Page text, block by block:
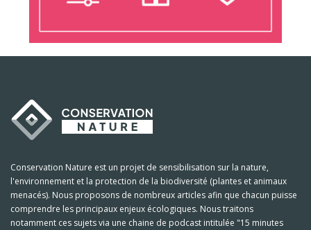
Conservation Nature est un projet de sensibilisation sur la nature,
l'environnement et la protection de la biodiversité (plantes et animaux
menacés). Nous proposons de nombreux articles afin que chacun puisse
comprendre les principaux enjeux écologiques. Nous traitons
notamment ces sujets via une chaine de podcast intitulée "15 minutes